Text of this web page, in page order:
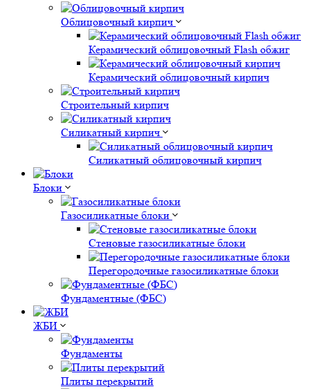
Облицовочный кирпич
Керамический облицовочный Flash обжиг
Керамический облицовочный кирпич
Строительный кирпич
Силикатный кирпич
Силикатный облицовочный кирпич
Блоки
Газосиликатные блоки
Стеновые газосиликатные блоки
Перегородочные газосиликатные блоки
Фундаментные (ФБС)
ЖБИ
Фундаменты
Плиты перекрытий